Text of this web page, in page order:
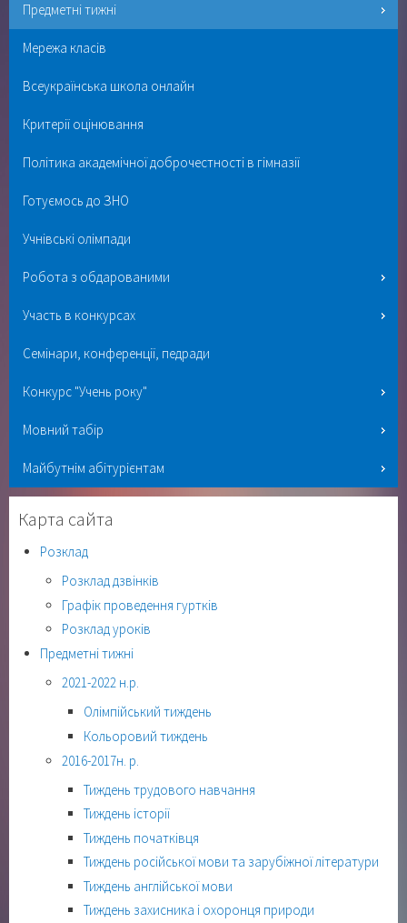
Предметні тижні
Мережа класів
Всеукраїнська школа онлайн
Критерії оцінювання
Політика академічної доброчестності в гімназії
Готуємось до ЗНО
Учнівські олімпади
Робота з обдарованими
Участь в конкурсах
Семінари, конференції, педради
Конкурс "Учень року"
Мовний табір
Майбутнім абітурієнтам
Карта сайта
Розклад
Розклад дзвінків
Графік проведення гуртків
Розклад уроків
Предметні тижні
2021-2022 н.р.
Олімпійський тиждень
Кольоровий тиждень
2016-2017н. р.
Тиждень трудового навчання
Тиждень історії
Тиждень початківця
Тиждень російської мови та зарубіжної літератури
Тиждень англійської мови
Тиждень захисника і охоронця природи